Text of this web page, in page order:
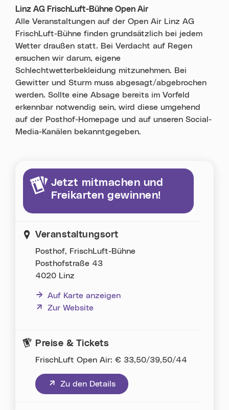
Linz AG FrischLuft-Bühne Open Air
Alle Veranstaltungen auf der Open Air Linz AG
FrischLuft-Bühne finden grundsätzlich bei jedem
Wetter draußen statt. Bei Verdacht auf Regen
ersuchen wir darum, eigene
Schlechtwetterbekleidung mitzunehmen. Bei
Gewitter und Sturm muss abgesagt/abgebrochen
werden. Sollte eine Absage bereits im Vorfeld
erkennbar notwendig sein, wird diese umgehend
auf der Posthof-Homepage und auf unseren Social-
Media-Kanälen bekanntgegeben.
Jetzt mitmachen und
Freikarten gewinnen!
Veranstaltungsort
Posthof, FrischLuft-Bühne
Posthofstraße 43
4020 Linz
Auf Karte anzeigen
Zur Website
(neues Fenster)
Preise & Tickets
FrischLuft Open Air: € 33,50/39,50/44
Zu den Details
(neues Fenster)